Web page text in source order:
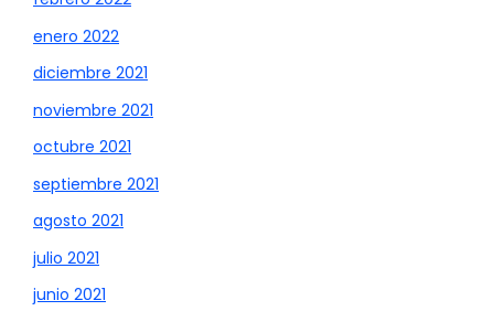
enero 2022
diciembre 2021
noviembre 2021
octubre 2021
septiembre 2021
agosto 2021
julio 2021
junio 2021